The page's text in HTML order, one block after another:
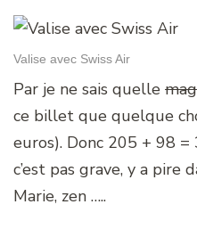
Valise avec Swiss Air
Par je ne sais quelle
ce billet que quelque
euros). Donc 205 + 98 =
c’est pas grave, y a pire
Marie, zen …..